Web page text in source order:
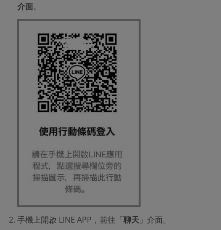
介面。
手機上開啟 LINE APP，前往「聊天 」介面。